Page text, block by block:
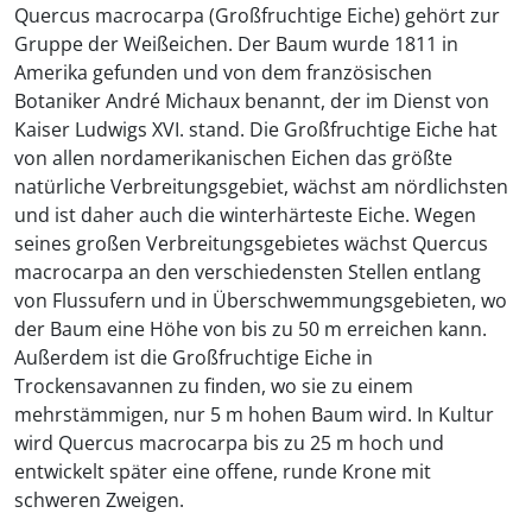
Quercus macrocarpa (Großfruchtige Eiche) gehört zur
Gruppe der Weißeichen. Der Baum wurde 1811 in
Amerika gefunden und von dem französischen
Botaniker André Michaux benannt, der im Dienst von
Kaiser Ludwigs XVI. stand. Die Großfruchtige Eiche hat
von allen nordamerikanischen Eichen das größte
natürliche Verbreitungsgebiet, wächst am nördlichsten
und ist daher auch die winterhärteste Eiche. Wegen
seines großen Verbreitungsgebietes wächst Quercus
macrocarpa an den verschiedensten Stellen entlang
von Flussufern und in Überschwemmungsgebieten, wo
der Baum eine Höhe von bis zu 50 m erreichen kann.
Außerdem ist die Großfruchtige Eiche in
Trockensavannen zu finden, wo sie zu einem
mehrstämmigen, nur 5 m hohen Baum wird. In Kultur
wird Quercus macrocarpa bis zu 25 m hoch und
entwickelt später eine offene, runde Krone mit
schweren Zweigen.